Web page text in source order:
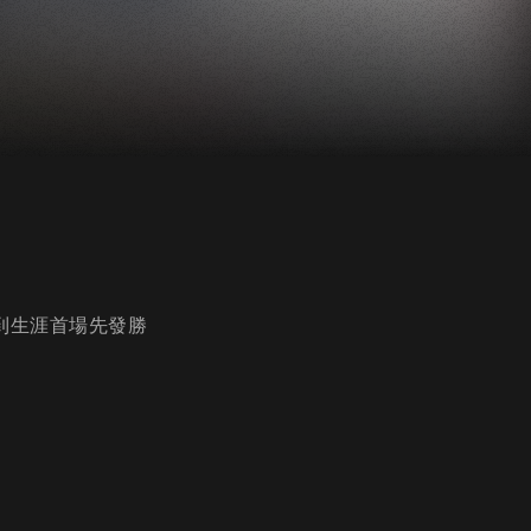
生涯首場先發勝